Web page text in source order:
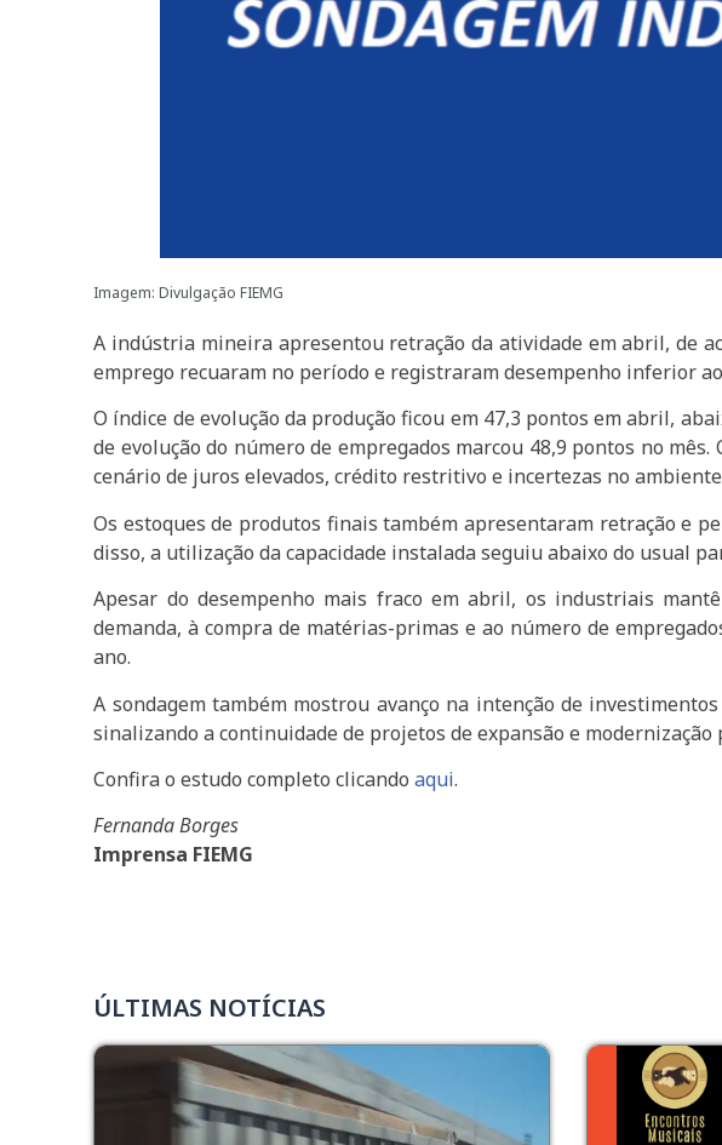
Imagem: Divulgação FIEMG
A indústria mineira apresentou retração da atividade em abril, de
emprego recuaram no período e registraram desempenho inferior
O índice de evolução da produção ficou em 47,3 pontos em abril,
de evolução do número de empregados marcou 48,9 pontos no
cenário de juros elevados, crédito restritivo e incertezas no
Os estoques de produtos finais também apresentaram retração e
disso, a utilização da capacidade instalada seguiu abaixo do usual
Apesar do desempenho mais fraco em abril, os industriais
demanda, à compra de matérias-primas e ao número de
ano.
A sondagem também mostrou avanço na intenção de
sinalizando a continuidade de projetos de expansão e modernização
Confira o estudo completo clicandoaqui.
Fernanda Borges
Imprensa FIEMG
ÚLTIMAS NOTÍCIAS